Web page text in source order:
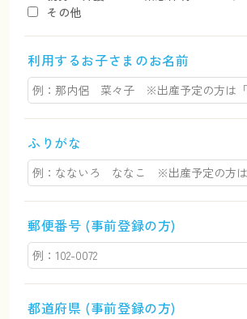
その他
利用するお子さまのお名前
ふりがな
郵便番号 (事前登録の方)
都道府県 (事前登録の方)